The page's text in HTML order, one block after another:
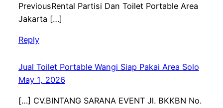
PreviousRental Partisi Dan Toilet Portable Area
Jakarta […]
Reply
Jual Toilet Portable Wangi Siap Pakai Area Solo
May 1, 2026
[…] CV.BINTANG SARANA EVENT Jl. BKKBN No.